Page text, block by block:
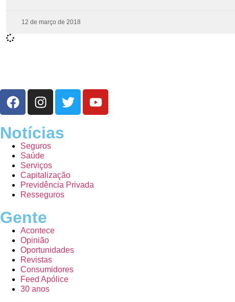
12 de março de 2018
Notícias
Seguros
Saúde
Serviços
Capitalização
Previdência Privada
Resseguros
Gente
Acontece
Opinião
Oportunidades
Revistas
Consumidores
Feed Apólice
30 anos